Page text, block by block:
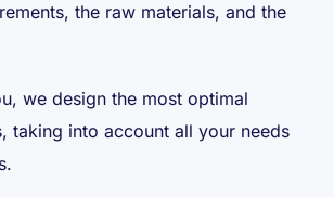
the raw materials, and the
we design the most optimal
taking into account all your needs